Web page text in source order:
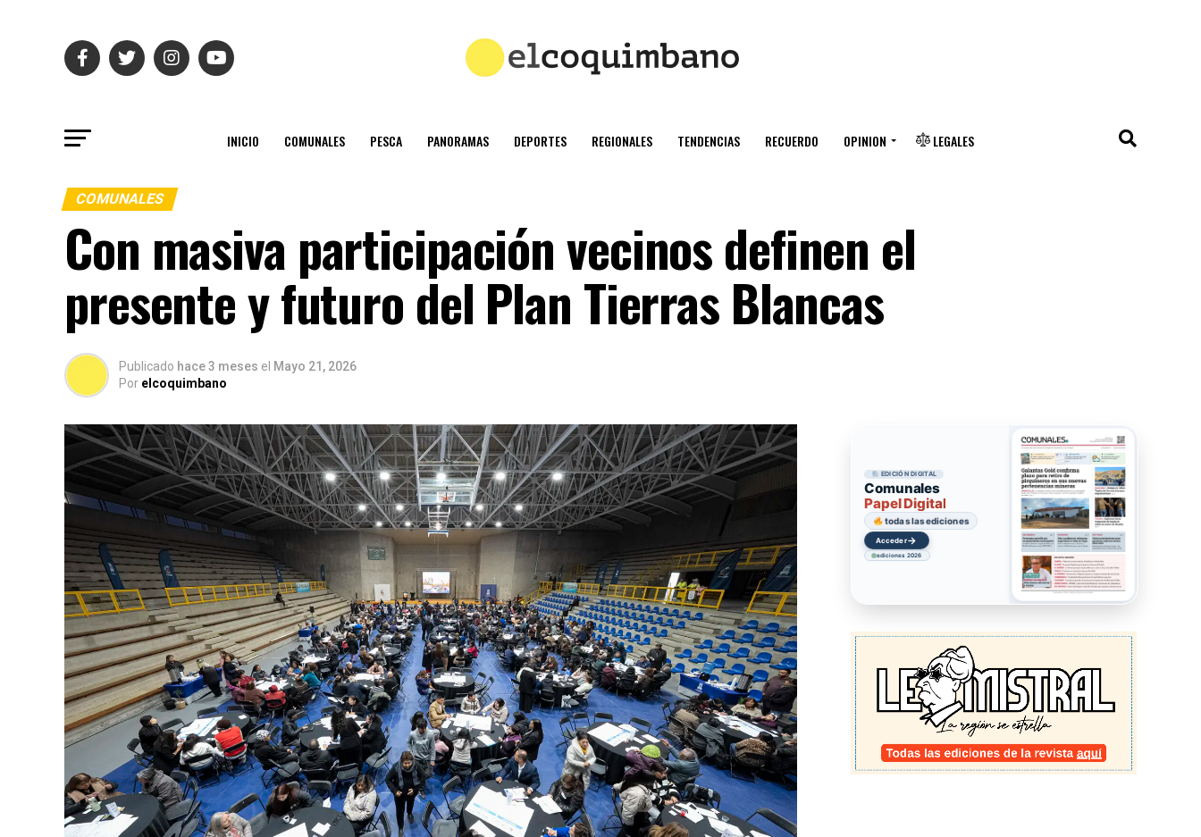
INICIO COMUNALES PESCA PANORAMAS DEPORTES REGIONALES TENDENCIAS RECUERDO OPINION LEGALES
COMUNALES
Con masiva participación vecinos definen el
presente y futuro del Plan Tierras Blancas
Publicado hace 3 meses el Mayo 21, 2026
Por elcoquimbano
EDICIÓN DIGITAL
Comunales
Papel Digital
todas las ediciones
Acceder→
ediciones 2026